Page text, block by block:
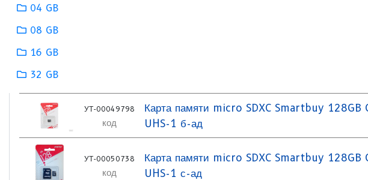
04 GB
08 GB
16 GB
32 GB
УТ-00049798
код
Карта памяти micro SDXC Smartbuy 128GB
UHS-1 б-ад
УТ-00050738
код
Карта памяти micro SDXC Smartbuy 128GB
UHS-1 с-ад